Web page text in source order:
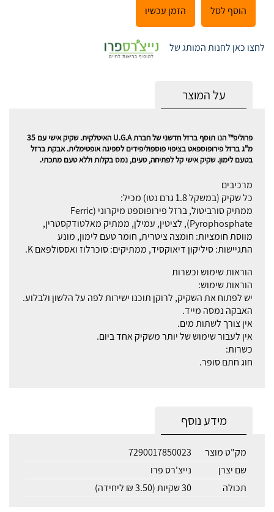
הוסף לסל הזמן עכשיו
לחצו כאן לחנות המותג של
על המוצר
פרוליפ™ הנו תוסף ברזל חדשני של חברת U.G.A האיטלקית. שקיק אישי עם 35
מ"ג ברזל פירופוספאט בציפוי פוספוליפידים לספיגה אופטימלית. אבקת ברזל
בטעם לימון. שקיק אישי קל לפתיחה, טעים, נמס בקלות וללא טעם מתכתי.
מרכיבים
כל שקיק (במשקל 1.8 גרם נטו) מכיל:
ממתיק סורביטול, ברזל פירופוספט מיקרוני (Ferric
Pyrophosphate), לציטין, עמילן, ממתיק מאלטודקסטרין,
מווסת חומציות: חומצה ציטרית, חומר טעם לימון, מונע
התגיישות: סיליקון דיאוקסיד, ממתיקים: סוכרלוז ואססולפאם K.
הוראות שימוש וכשרות
הוראות שימוש:
יש לפתוח את השקיק, לרוקן תוכנו ישירות לפה על הלשון ולבלוע.
האבקה נמסה מייד.
אין צורך לשתות מים.
אין לעבור שימוש של יותר משקיק אחד ביום.
כשרות:
חוג חתם סופר.
מידע נוסף
מק"ט מוצר
7290017850023
שם יצרן
נייצ'רס פרו
תכולה
30 שקיות (3.50 ₪ ליחידה)